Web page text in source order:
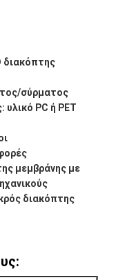
διακόπτης
σύρματος
υλικό PC ή PET
μεμβράνης με
διακόπτης